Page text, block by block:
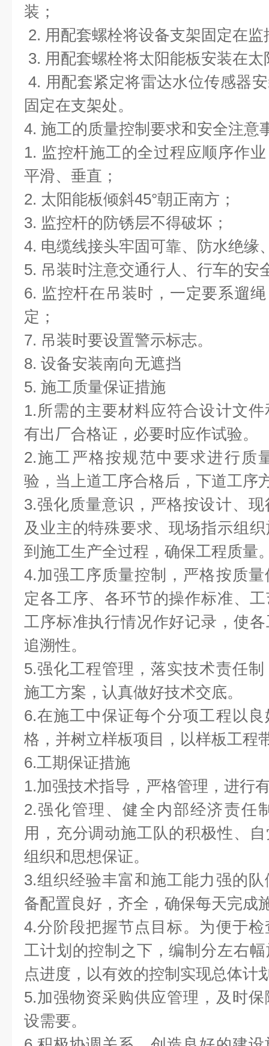
装；
2. 用配套螺栓将设备支架固定在
3. 用配套螺栓将太阳能板安装在
4. 用配套紧定将雷达水位传感器
固定在支架处。
4. 施工的质量控制要求和安全注意
1. 监控杆施工的全过程应顺序作
平滑、垂直；
2. 太阳能板倾斜45°朝正南方；
3. 监控杆的防锈层不得破坏；
4. 电缆线接头牢固可靠、防水绝缘
5. 吊装时注意交通行人、行车的安
6. 监控杆在吊装时，一定要系遛
定；
7. 吊装时要设置警示标志。
8. 设备安装南向无遮挡
5. 施工质量保证措施
1.所需的主要材料应符合设计文
有出厂合格证，必要时应作试验。
2.施工严格按规范中要求进行质
验，当上道工序合格后，下道工序
3.强化质量意识，严格按设计、
及业主的特殊要求、现场指示组
到施工生产全过程，确保工程质量
4.加强工序质量控制，严格按质
定各工序、各环节的操作标准、
工序标准执行情况作好记录，使
追溯性。
5.强化工程管理，落实技术责任
施工方案，认真做好技术交底。
6.在施工中保证每个分项工程以
格，并树立样板项目，以样板工程
6.工期保证措施
1.加强技术指导，严格管理，进行
2.强化管理、健全内部经济责任
用，充分调动施工队的积极性、
组织和思想保证。
3.组织经验丰富和施工能力强的
备配置良好，齐全，确保每天完成
4.分阶段把握节点目标。为便于
工计划的控制之下，编制分左右
点进度，以有效的控制实现总体计
5.加强物资采购供应管理，及时
设需要。